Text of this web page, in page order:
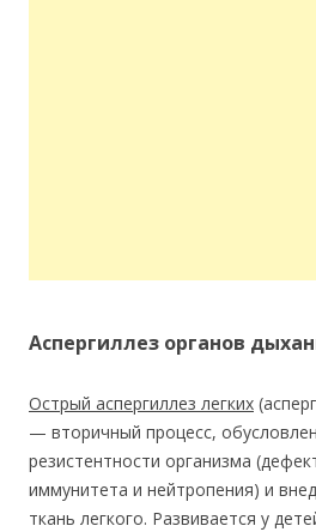
Аспергиллез органов
Острый аспергиллез легких
— вторичный процесс,
резистентности организма
иммунитета и нейтропения) и
ткань легкого. Развивается у